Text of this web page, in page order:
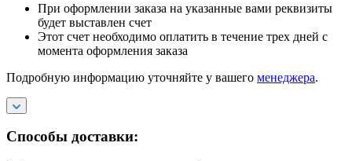
При оформлении заказа на указанные вами реквизиты
будет выставлен счет
Этот счет необходимо оплатить в течение трех дней с
момента оформления заказа
Подробную информацию уточняйте у вашего менеджера.
Способы доставки: